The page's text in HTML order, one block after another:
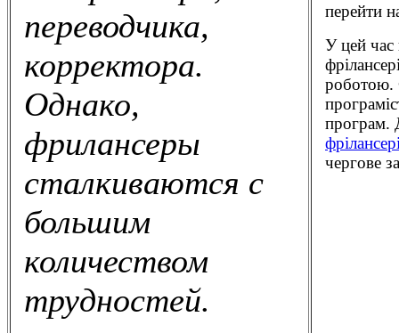
переводчика,
корректора.
Однако,
фрилансеры
сталкиваются с
большим
количеством
трудностей.
перейти
У цей час
роботою.
програм.
чергове